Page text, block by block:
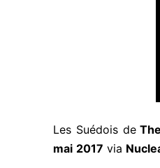
Les Suédois de
mai 2017 via